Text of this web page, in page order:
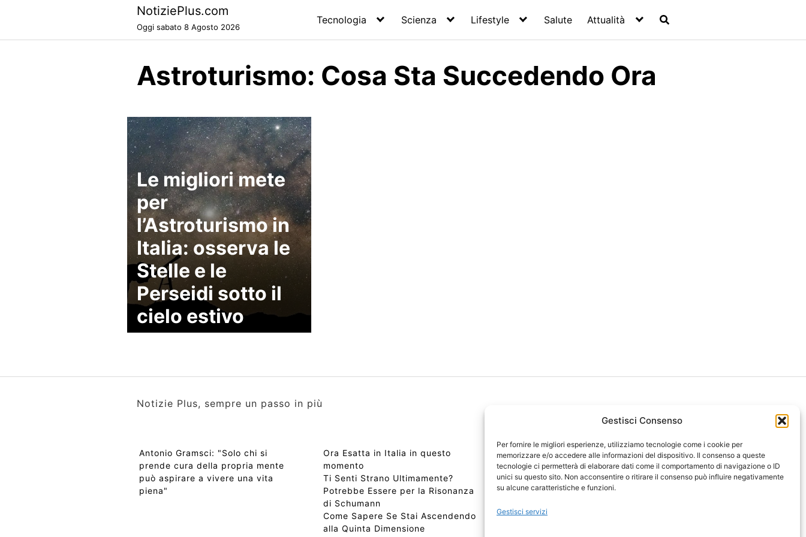
Gestisci Consenso
Per fornire le migliori esperienze, utilizziamo tecnologie come i cookie per
memorizzare e/o accedere alle informazioni del dispositivo. Il consenso a queste
tecnologie ci permetterà di elaborare dati come il comportamento di navigazione o ID
unici su questo sito. Non acconsentire o ritirare il consenso può influire negativamente
su alcune caratteristiche e funzioni.
Gestisci servizi
NotiziePlus.com
Oggi sabato 8 Agosto 2026
Tecnologia Scienza Lifestyle Salute Attualità
Astroturismo: Cosa Sta Succedendo Ora
Le migliori mete
per
l’Astroturismo in
Italia: osserva le
Stelle e le
Perseidi sotto il
cielo estivo
Notizie Plus, sempre un passo in più
Antonio Gramsci: "Solo chi si
prende cura della propria mente
può aspirare a vivere una vita
piena"
Ora Esatta in Italia in questo
momento
Ti Senti Strano Ultimamente?
Potrebbe Essere per la Risonanza
di Schumann
Come Sapere Se Stai Ascendendo
alla Quinta Dimensione
Copyright 2026 NotiziePlus.com
Edizioni Web4Star
Chi Siamo: Redazione
📰 Contenuto Umano Verificato
Sitemap-